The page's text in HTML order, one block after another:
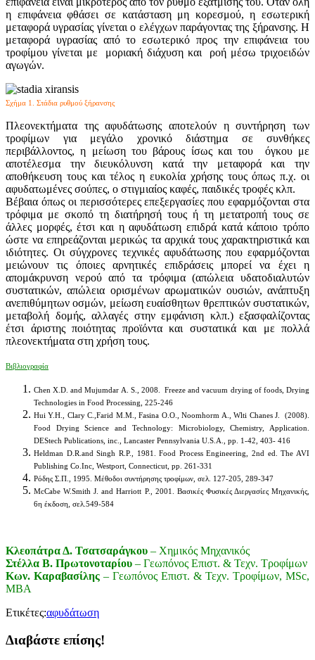
η επιφάνεια φθάσει σε κατάσταση μη κορεσμού, η εσωτερική
μεταφορά υγρασίας γίνεται ο ελέγχων παράγοντας της ξήρανσης. Η
μεταφορά υγρασίας από το εσωτερικό προς την επιφάνεια του
τροφίμου γίνεται με μοριακή διάχυση και ροή μέσω τριχοειδών
αγωγών.
Σχήμα 1. Στάδια ρυθμού ξήρανσης
Πλεονεκτήματα της αφυδάτωσης αποτελούν η συντήρηση των
τροφίμων για μεγάλο χρονικό διάστημα σε συνθήκες
περιβάλλοντος, η μείωση του βάρους ίσως και του όγκου με
αποτέλεσμα την διευκόλυνση κατά την μεταφορά και την
αποθήκευση τους και τέλος η ευκολία χρήσης τους όπως π.χ. οι
αφυδατωμένες σούπες, ο στιγμιαίος καφές, παιδικές τροφές κλπ.
Βέβαια όπως οι περισσότερες επεξεργασίες που εφαρμόζονται στα
τρόφιμα με σκοπό τη διατήρησή τους ή τη μετατροπή τους σε
άλλες μορφές, έτσι και η αφυδάτωση επιδρά κατά κάποιο τρόπο
ώστε να επηρεάζονται μερικώς τα αρχικά τους χαρακτηριστικά και
ιδιότητες. Οι σύγχρονες τεχνικές αφυδάτωσης που εφαρμόζονται
μειώνουν τις όποιες αρνητικές επιδράσεις μπορεί να έχει η
απομάκρυνση νερού από τα τρόφιμα (απώλεια υδατοδιαλυτών
συστατικών, απώλεια ορισμένων αρωματικών ουσιών, ανάπτυξη
ανεπιθύμητων οσμών, μείωση ευαίσθητων θρεπτικών συστατικών,
μεταβολή δομής, αλλαγές στην εμφάνιση κλπ.) εξασφαλίζοντας
έτσι άριστης ποιότητας προϊόντα και συστατικά και με πολλά
πλεονεκτήματα στη χρήση τους.
Βιβλιογραφία
Chen X.D. and Mujumdar A. S., 2008. Freeze and vacuum drying of foods, Drying
Technologies in Food Processing, 225-246
Hui Y.H., Clary C.,Farid M.M., Fasina O.O., Noomhorm A., Wlti Chanes J. (2008).
Food Drying Science and Technology: Microbiology, Chemistry, Application.
DEStech Publications, inc., Lancaster Pennsylvania U.S.A., pp. 1-42, 403- 416
Heldman D.R.and Singh R.P., 1981. Food Process Engineering, 2nd ed. The AVI
Publishing Co.Inc, Westport, Connecticut, pp. 261-331
Ρόδης Σ.Π., 1995. Μέθοδοι συντήρησης τροφίμων, σελ. 127-205, 289-347
McCabe W.Smith J. and Harriott P., 2001. Βασικές Φυσικές Διεργασίες Μηχανικής,
6η έκδοση, σελ.549-584
Κλεοπάτρα Δ. Τσατσαράγκου – Χημικός Μηχανικός
Στέλλα Β. Πρωτονοταρίου – Γεωπόνος Επιστ. & Τεχν. Τροφίμων
Κων. Καραβασίλης – Γεωπόνος Επιστ. & Τεχν. Τροφίμων, MSc,
MBA
Ετικέτες:αφυδάτωση
Διαβάστε επίσης!